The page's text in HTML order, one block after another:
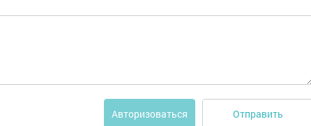
Авторизоваться Отправить